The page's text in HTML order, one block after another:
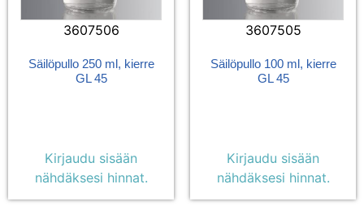
3607506
Säilöpullo 250 ml, kierre
GL 45
Kirjaudu sisään
nähdäksesi hinnat.
3607505
Säilöpullo 100 ml, kierre
GL 45
Kirjaudu sisään
nähdäksesi hinnat.